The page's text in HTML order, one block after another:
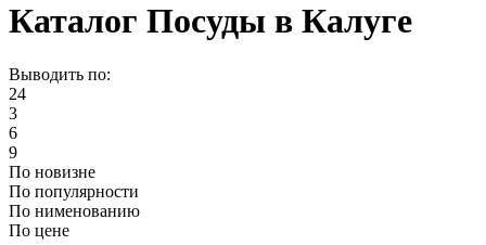
Каталог Посуды в Калуге
Выводить по:
24
3
6
9
По новизне
По популярности
По нименованию
По цене